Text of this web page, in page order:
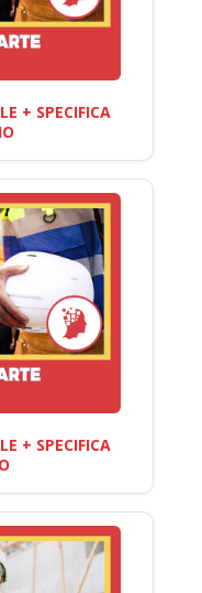
+ SPECIFICA
+ SPECIFICA